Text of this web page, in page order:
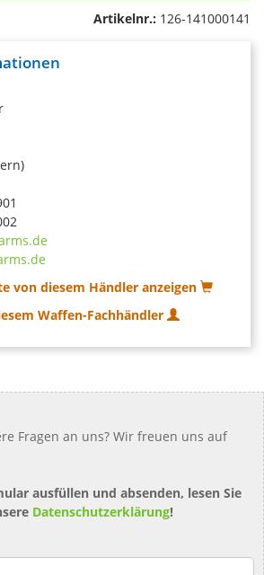
Artikelnr.: 126-141000141
von diesem Händler anzeigen
Waffen-Fachhändler
Fragen an uns? Wir freuen uns auf
ausfüllen und absenden, lesen Sie
Datenschutzerklärung!